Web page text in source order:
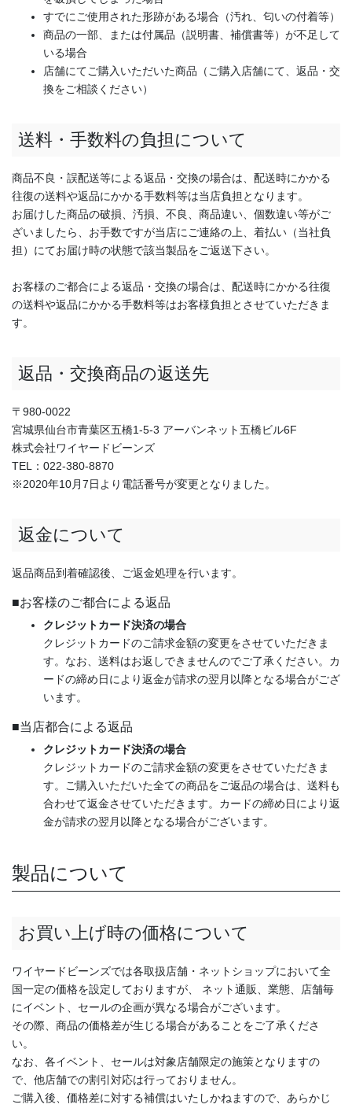
すでにご使用された形跡がある場合（汚れ、匂いの付着等）
商品の一部、または付属品（説明書、補償書等）が不足して
いる場合
店舗にてご購入いただいた商品（ご購入店舗にて、返品・交
換をご相談ください）
送料・手数料の負担について
商品不良・誤配送等による返品・交換の場合は、配送時にかかる
往復の送料や返品にかかる手数料等は当店負担となります。
お届けした商品の破損、汚損、不良、商品違い、個数違い等がご
ざいましたら、お手数ですが当店にご連絡の上、着払い（当社負
担）にてお届け時の状態で該当製品をご返送下さい。
お客様のご都合による返品・交換の場合は、配送時にかかる往復
の送料や返品にかかる手数料等はお客様負担とさせていただきま
す。
返品・交換商品の返送先
〒980-0022
宮城県仙台市青葉区五橋1-5-3 アーバンネット五橋ビル6F
株式会社ワイヤードビーンズ
TEL：022-380-8870
※2020年10月7日より電話番号が変更となりました。
返金について
返品商品到着確認後、ご返金処理を行います。
■お客様のご都合による返品
クレジットカード決済の場合
クレジットカードのご請求金額の変更をさせていただきま
す。なお、送料はお返しできませんのでご了承ください。カ
ードの締め日により返金が請求の翌月以降となる場合がござ
います。
■当店都合による返品
クレジットカード決済の場合
クレジットカードのご請求金額の変更をさせていただきま
す。ご購入いただいた全ての商品をご返品の場合は、送料も
合わせて返金させていただきます。カードの締め日により返
金が請求の翌月以降となる場合がございます。
製品について
お買い上げ時の価格について
ワイヤードビーンズでは各取扱店舗・ネットショップにおいて全
国一定の価格を設定しておりますが、 ネット通販、業態、店舗毎
にイベント、セールの企画が異なる場合がございます。
その際、商品の価格差が生じる場合があることをご了承くださ
い。
なお、各イベント、セールは対象店舗限定の施策となりますの
で、他店舗での割引対応は行っておりません。
ご購入後、価格差に対する補償はいたしかねますので、あらかじ